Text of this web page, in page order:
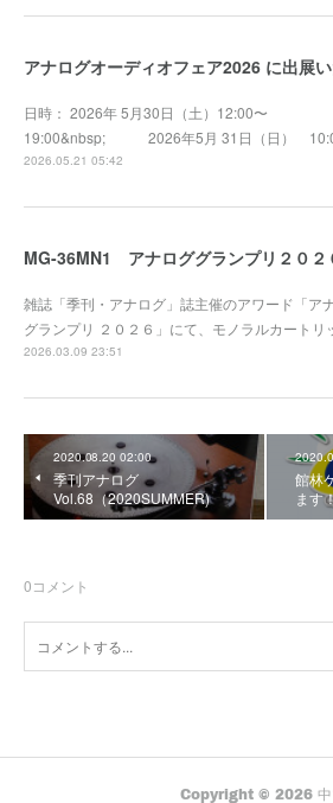
日時： 2026年 5月30日（土）12:00〜
19:00&nbsp; 2026年5月 31日（日）
2026.05.21 05:42
雑誌「季刊・アナログ」誌主催のアワード「ア
グランプリ ２０２６」にて、モノラルカートリ
2026.03.09 23:51
2020.08.20 02:00
季刊アナログ
Vol.68（2020SUMMER)
館林
ます
0コメント
Copyright © 2026